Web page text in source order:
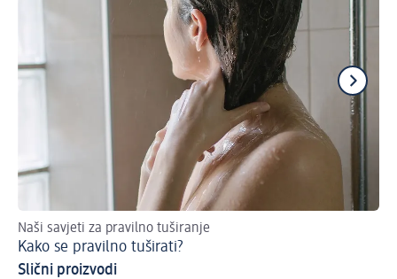
Naši savjeti za pravilno tuširanje
Kako se pravilno tuširati?
Slični proizvodi